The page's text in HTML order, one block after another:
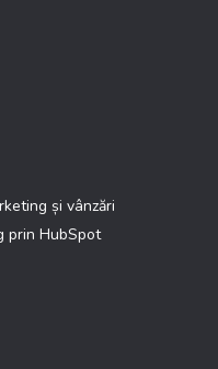
și vânzări
prin HubSpot